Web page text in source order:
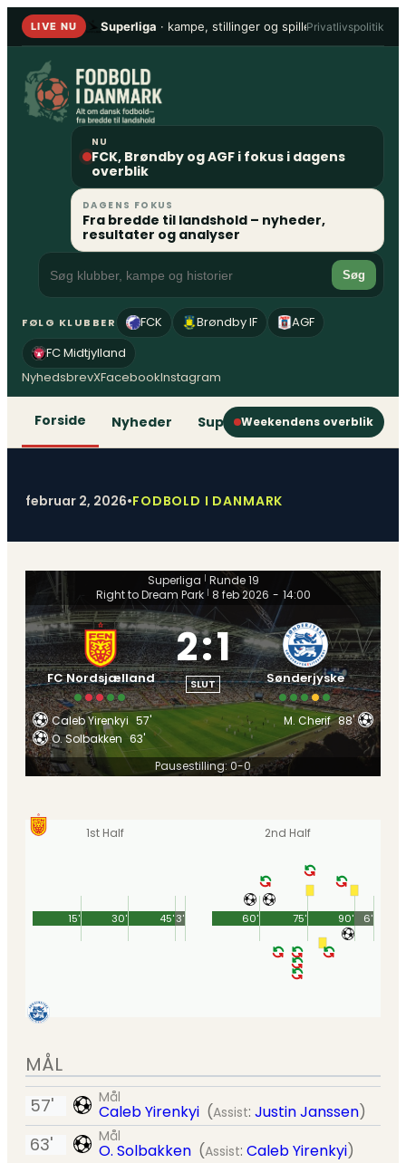
Spring
LIVE NU Superliga · kampe, stillinger og spillere• 1. Division
Privatlivspolitik
NU
FCK, Brøndby og AGF i fokus i dagens
overblik
DAGENS FOKUS
Fra bredde til landshold – nyheder,
resultater og analyser
Søg
FØLG KLUBBER FCK Brøndby IF
AGF
FC Midtjylland
NyhedsbrevXFacebookInstagram
Forside Nyheder Superliga 1. Division 2.
Weekendens overblik
februar 2, 2026•FODBOLD I DANMARK
Superliga Runde 19
Right to Dream Park 8 feb 2026 - 14:00
FC Nordsjælland
2:1
SLUT Sønderjyske
Caleb Yirenkyi 57'
O. Solbakken 63'
M. Cherif 88'
Pausestilling: 0-0
1st Half
45'
15' 30' 3'
2nd Half
90'
60' 75' 6'
MÅL
Mål
Caleb Yirenkyi (Assist: Justin Janssen)
57'
Mål
O. Solbakken (Assist: Caleb Yirenkyi)
63'